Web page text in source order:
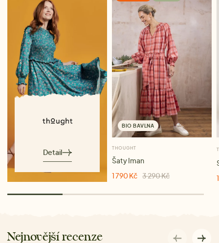
Detail
BIO BAVLNA
THOUGHT
Šaty Iman
1 790 Kč 3 290 Kč
Nejnovější recenze